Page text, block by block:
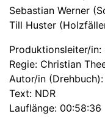
Sebastian Werner
Till Huster
Produktionsleiter/in:
Regie: Christian
Autor/in
Text: NDR
Lauflänge: 00:58:36